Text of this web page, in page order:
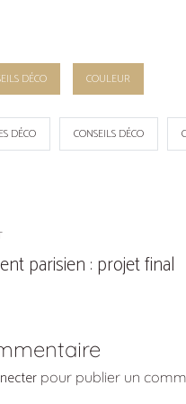
DÉCO COULEUR
DÉCO CONSEILS DÉCO
parisien : projet final
pour publier un